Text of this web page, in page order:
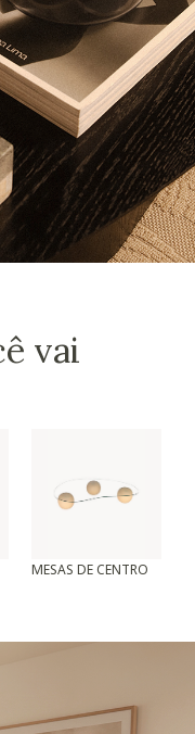
vai
MESAS DE CENTRO